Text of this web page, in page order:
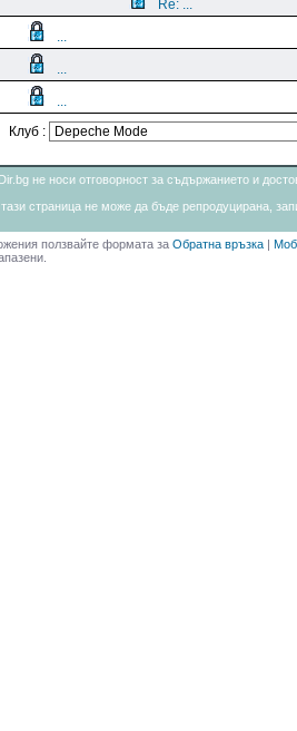
Re: ...
...
...
...
Клуб :
не носи отговорност за съдържанието и
страница не може да бъде репродуцирана,
ползвайте формата за Обратна връзка |